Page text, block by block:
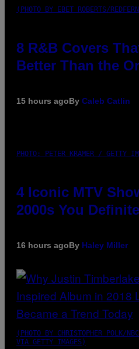
(PHOTO BY EBET ROBERTS/
8 R&B Covers
Better Than the
15 hours agoBy Caleb Catlin
PHOTO: PETER KRAMER / GETTY
4 Iconic MTV
2000s You
16 hours agoBy Haley Miller
(PHOTO BY CHRISTOPHER POLK/
VIA GETTY IMAGES)